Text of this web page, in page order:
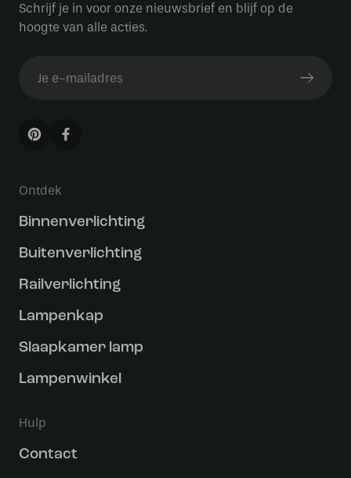
Schrijf je in voor onze nieuwsbrief en blijf op de
hoogte van alle acties.
Ontdek
Binnenverlichting
Buitenverlichting
Railverlichting
Lampenkap
Slaapkamer lamp
Lampenwinkel
Hulp
Contact